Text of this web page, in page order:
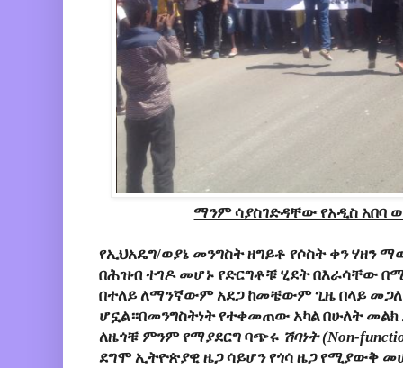
ማንም ሳያስገድዳቸው የአዲስ አበባ
የኢህአዴግ/ወያኔ መንግስት ዘግይቶ የሶስት ቀን ሃዘን
በሕዝብ ተገዶ መሆኑ የድርግቶቹ ሂደት በእራሳቸው
በተለይ ለማንኛውም አደጋ ከመቼውም ጊዜ በላይ
ሆኗል።በመንግስትነት የተቀመጠው አካል በሁለት
ለዜጎቹ ምንም የማያደርግ ባጭሩ ሽባነት (Non-
ደግሞ ኢትዮጵያዊ ዜጋ ሳይሆን የጎሳ ዜጋ የሚያውቅ